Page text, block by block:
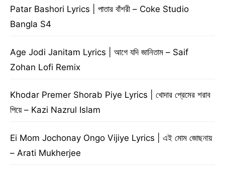
Patar Bashori Lyrics | পাতার বাঁশরী – Coke Studio
Bangla S4
Age Jodi Janitam Lyrics | আগে যদি জানিতাম – Saif
Zohan Lofi Remix
Khodar Premer Shorab Piye Lyrics | খোদার প্রেমের শরাব
পিয়ে – Kazi Nazrul Islam
Ei Mom Jochonay Ongo Vijiye Lyrics | এই মোম জোছনায়
– Arati Mukherjee